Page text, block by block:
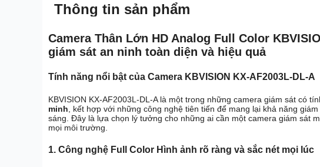
Thông tin sản phẩm
Camera Thân Lớn HD Analog Full Color
giám sát an ninh toàn diện và hiệu quả
Tính năng nổi bật của Camera KBVISION KX-AF2003L-DL-A
KBVISION KX-AF2003L-DL-A là một trong những camera giám sát có
minh , kết hợp với những công nghệ tiên tiến để mang lại khả năng
sáng. Đây là lựa chọn lý tưởng cho những ai cần một camera giám sát
mọi môi trường.
1. Công nghệ Full Color Hình ảnh rõ ràng và sắc nét mọi lúc